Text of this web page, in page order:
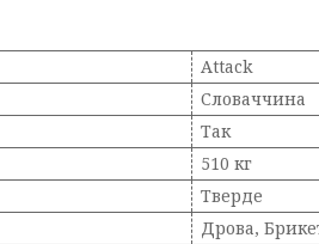
Attack
Словаччина
Так
510 кг
Тверде
Дрова,